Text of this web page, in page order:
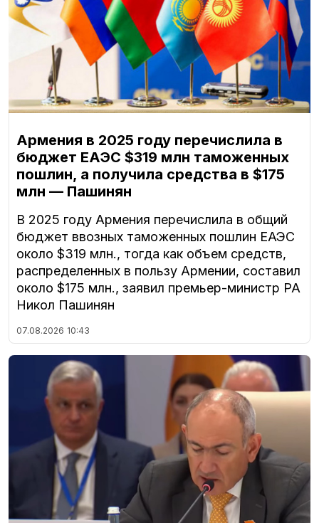
Армения в 2025 году перечислила в
бюджет ЕАЭС $319 млн таможенных
пошлин, а получила средства в $175
млн — Пашинян
В 2025 году Армения перечислила в общий
бюджет ввозных таможенных пошлин ЕАЭС
около $319 млн., тогда как объем средств,
распределенных в пользу Армении, составил
около $175 млн., заявил премьер-министр РА
Никол Пашинян
07.08.2026 10:43